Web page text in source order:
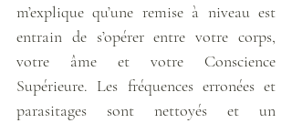
m’explique qu’une remise à niveau est
entrain de s’opérer entre votre corps,
votre âme et votre Conscience
Supérieure. Les fréquences erronées et
parasitages sont nettoyés et un